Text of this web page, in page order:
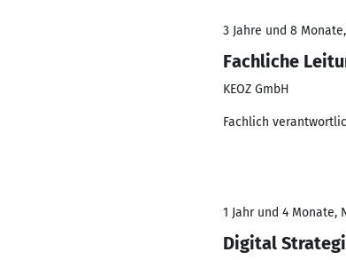
3 Jahre und 8
Fachliche
KEOZ GmbH
Fachlich
1 Jahr und 4 Monate,
Digital